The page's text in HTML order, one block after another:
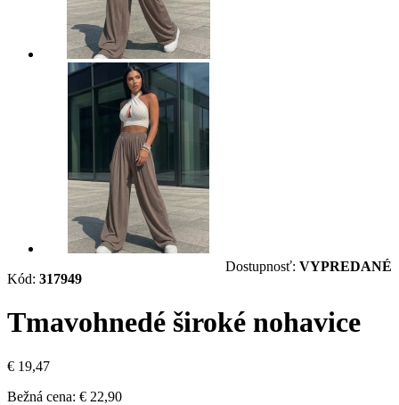
Kód: 317949
Dostupnosť: VYPREDANÉ
Tmavohnedé široké nohavice
€ 19,47
Bežná cena: € 22,90